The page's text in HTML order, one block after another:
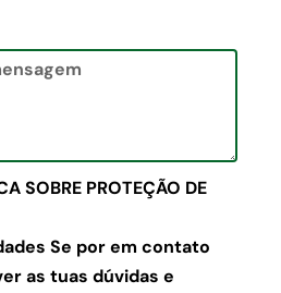
SOBRE PROTEÇÃO DE
Se por em contato
as tuas dúvidas e